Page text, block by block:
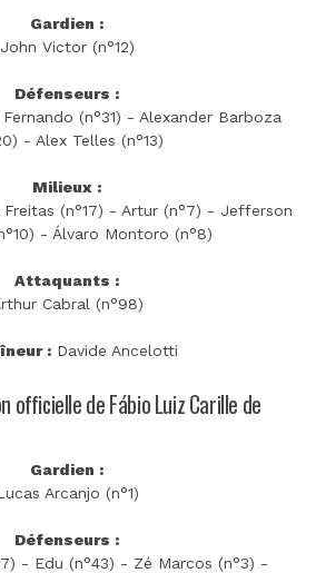
Gardien :
John Victor (n°12)
Défenseurs :
(n°31) - Alexander Barboza
- Alex Telles (n°13)
Milieux :
(n°17) - Artur (n°7) - Jefferson
- Álvaro Montoro (n°8)
Attaquants :
Cabral (n°98)
: Davide Ancelotti
officielle de Fábio Luiz Carille de
Gardien :
Arcanjo (n°1)
Défenseurs :
- Edu (n°43) - Zé Marcos (n°3) -